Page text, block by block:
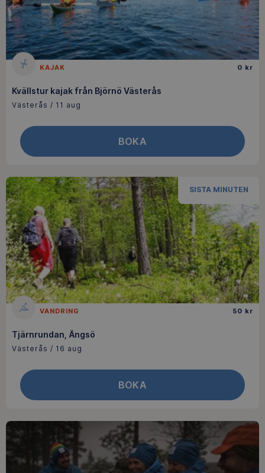
KAJAK 0 kr
Kvällstur kajak från Björnö Västerås
Västerås / 11 aug
BOKA
SISTA MINUTEN
VANDRING 50 kr
Tjärnrundan, Ängsö
Västerås / 16 aug
BOKA